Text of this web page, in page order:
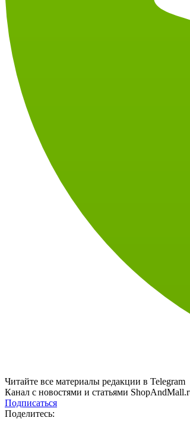
Канал с новостями и статьями ShopAndMall.ru
Подписаться
Поделитесь: